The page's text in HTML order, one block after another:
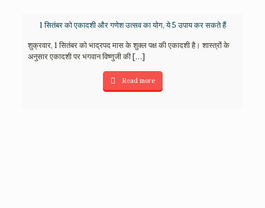
1 सितंबर को एकादशी और गणेश उत्सव का योग, ये 5 उपाय कर सकते हैं
शुक्रवार, 1 सितंबर को भाद्रपद मास के शुक्ल पक्ष की एकादशी है। शास्त्रों के
अनुसार एकादशी पर भगवान विष्णुजी की[…]
Read more